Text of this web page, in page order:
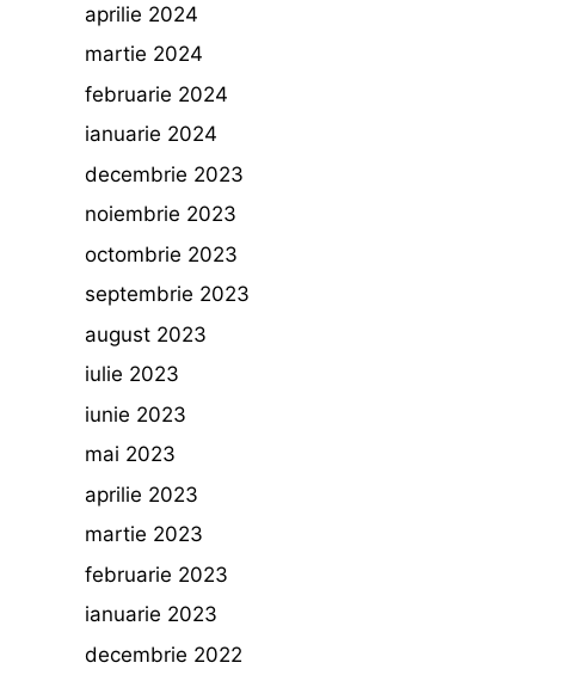
aprilie 2024
martie 2024
februarie 2024
ianuarie 2024
decembrie 2023
noiembrie 2023
octombrie 2023
septembrie 2023
august 2023
iulie 2023
iunie 2023
mai 2023
aprilie 2023
martie 2023
februarie 2023
ianuarie 2023
decembrie 2022